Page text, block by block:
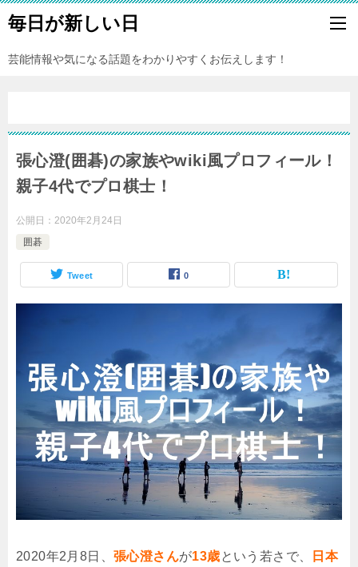
毎日が新しい日
芸能情報や気になる話題をわかりやすくお伝えします！
張心澄(囲碁)の家族やwiki風プロフィール！
親子4代でプロ棋士！
公開日： 2020年2月24日
囲碁
Tweet 0
2020年2月8日、 張心澄さんが13歳という若さで、
日本